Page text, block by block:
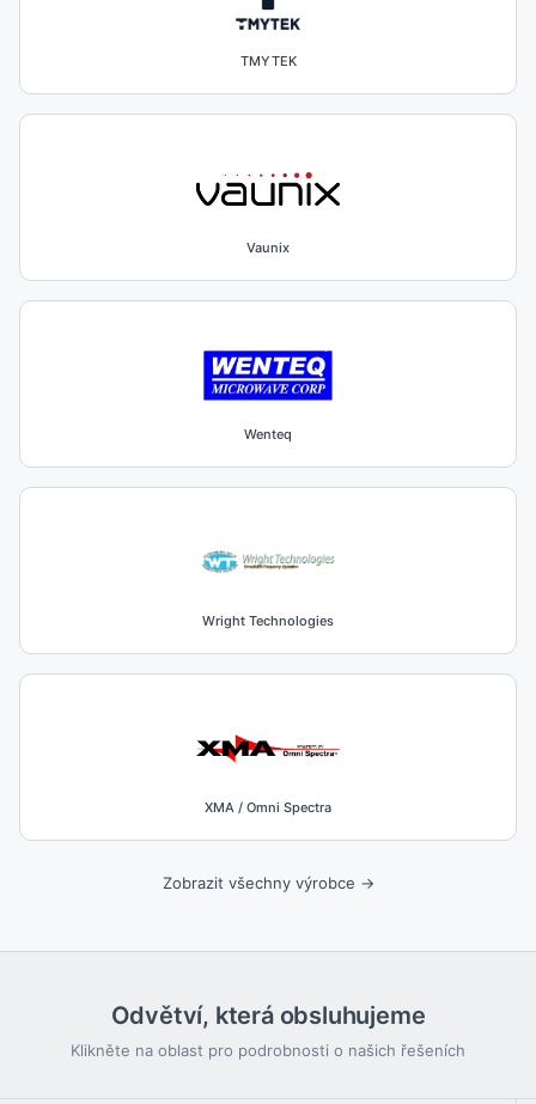
TMYTEK
Vaunix
Wenteq
Wright Technologies
XMA / Omni Spectra
Zobrazit všechny výrobce →
Odvětví, která obsluhujeme
Klikněte na oblast pro podrobnosti o našich řešeních